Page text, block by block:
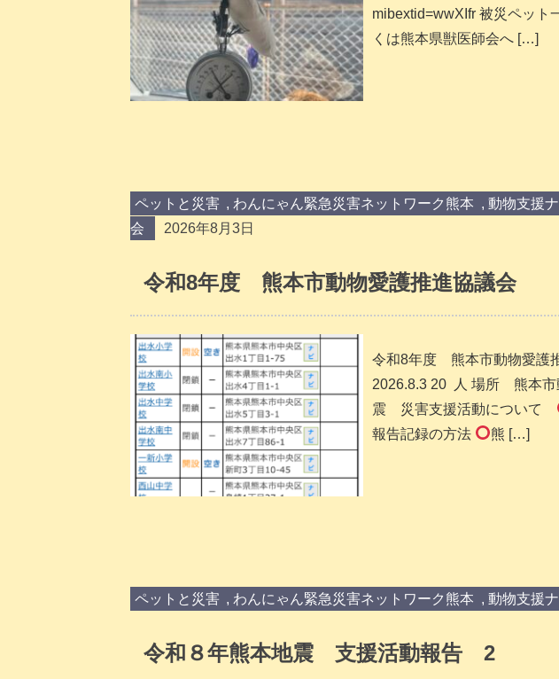
mibextid=wwXIfr 被災ペット
くは熊本県獣医師会へ […]
ペットと災害 , わんにゃん緊急災害ネットワーク熊本 , 動物支援
会
2026年8月3日
令和8年度 熊本市動物愛護推進協議会
令和8年度 熊本市動物愛護
2026.8.3 20 人 場所 熊本市
震 災害支援活動について
報告記録の方法
熊 […]
ペットと災害 , わんにゃん緊急災害ネットワーク熊本 , 動物支援
令和８年熊本地震 支援活動報告 2